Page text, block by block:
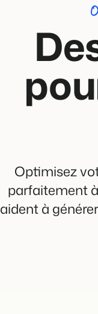
Optimisez
parfaitement
aident à